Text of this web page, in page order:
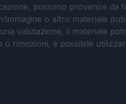
possono provenire da
o altro materiale
valutazione, il materiale
rimozioni, è possibile